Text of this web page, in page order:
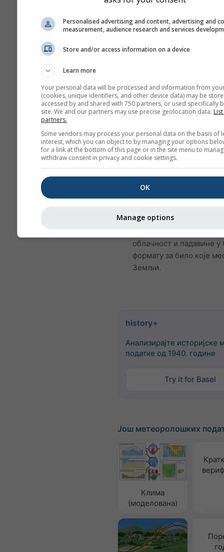
приказује податке
дневни агрегати за
више од 6 месеци
месечни агрегати.
Нудимо и сирове
нас за више
(
Часовни историјски
времену од 1940.
Преузмите променљиве
облачност и падавине у
формату за било које
Земљи.
history+
Анализирајте историјске
податке од 1940. године
Try it for Basel
Још метеоролошких
Клима
(моделована)
Personalised advertising and content, advertising and
measurement, audience research and services
Store and/or access information on a device
Learn more
Your personal data will be processed and information from
(cookies, unique identifiers, and other device data) may be
accessed by and shared with 750 partners, or used specifically
site. We and our partners may use precise geolocation data.
partners.
Some vendors may process your personal data on the basis of
interest, which you can object to by managing your options
for a link at the bottom of this page or in the site menu to
withdraw consent in privacy and cookie settings.
OK
Manage options